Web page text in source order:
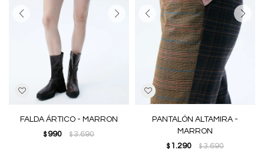
FALDA ÁRTICO - MARRON
$ 990 $3.690
PANTALÓN ALTAMIRA -
MARRON
$ 1.290 $3.690